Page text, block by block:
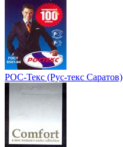
РОС-Текс (Рус-текс Саратов)